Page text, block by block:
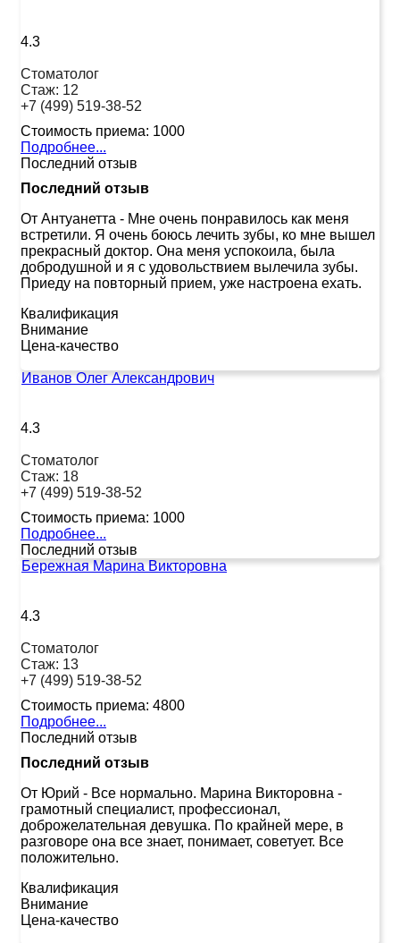
4.3
Стоматолог
Стаж: 12
+7 (499) 519-38-52
Стоимость приема: 1000
Подробнее...
Последний отзыв
Последний отзыв
От Антуанетта - Мне очень понравилось как меня
встретили. Я очень боюсь лечить зубы, ко мне вышел
прекрасный доктор. Она меня успокоила, была
добродушной и я с удовольствием вылечила зубы.
Приеду на повторный прием, уже настроена ехать.
Квалификация
Внимание
Цена-качество
Иванов Олег Александрович
4.3
Стоматолог
Стаж: 18
+7 (499) 519-38-52
Стоимость приема: 1000
Подробнее...
Последний отзыв
Бережная Марина Викторовна
4.3
Стоматолог
Стаж: 13
+7 (499) 519-38-52
Стоимость приема: 4800
Подробнее...
Последний отзыв
Последний отзыв
От Юрий - Все нормально. Марина Викторовна -
грамотный специалист, профессионал,
доброжелательная девушка. По крайней мере, в
разговоре она все знает, понимает, советует. Все
положительно.
Квалификация
Внимание
Цена-качество